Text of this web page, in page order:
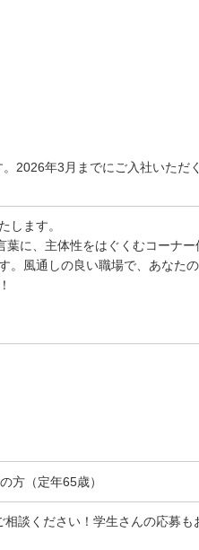
2026年3月までにご入社いただ
します。
葉に、主体性をはぐくむコーナ
。風通しの良い職場で、あなた
（定年65歳）
談ください！学生さんの応募